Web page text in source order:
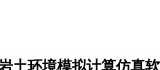
土环境模拟计算仿真